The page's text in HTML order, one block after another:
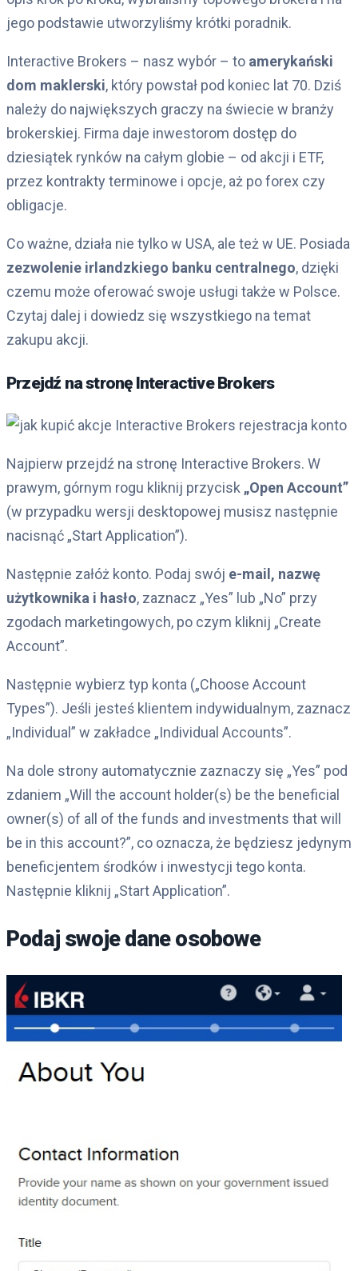
jego podstawie utworzyliśmy krótki poradnik.
Interactive Brokers – nasz wybór – to amerykański
dom maklerski, który powstał pod koniec lat 70. Dziś
należy do największych graczy na świecie w branży
brokerskiej. Firma daje inwestorom dostęp do
dziesiątek rynków na całym globie – od akcji i ETF,
przez kontrakty terminowe i opcje, aż po forex czy
obligacje.
Co ważne, działa nie tylko w USA, ale też w UE. Posiada
zezwolenie irlandzkiego banku centralnego, dzięki
czemu może oferować swoje usługi także w Polsce.
Czytaj dalej i dowiedz się wszystkiego na temat
zakupu akcji.
Przejdź na stronę Interactive Brokers
Najpierw przejdź na stronę Interactive Brokers. W
prawym, górnym rogu kliknij przycisk „Open Account”
(w przypadku wersji desktopowej musisz następnie
nacisnąć „Start Application”).
Następnie załóż konto. Podaj swój e-mail, nazwę
użytkownika i hasło, zaznacz „Yes” lub „No” przy
zgodach marketingowych, po czym kliknij „Create
Account”.
Następnie wybierz typ konta („Choose Account
Types”). Jeśli jesteś klientem indywidualnym, zaznacz
„Individual” w zakładce „Individual Accounts”.
Na dole strony automatycznie zaznaczy się „Yes” pod
zdaniem „Will the account holder(s) be the beneficial
owner(s) of all of the funds and investments that will
be in this account?”, co oznacza, że będziesz jedynym
beneficjentem środków i inwestycji tego konta.
Następnie kliknij „Start Application”.
Podaj swoje dane osobowe